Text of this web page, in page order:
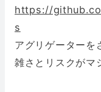
https://
s
アグリゲーターを
雑さとリスクがマ